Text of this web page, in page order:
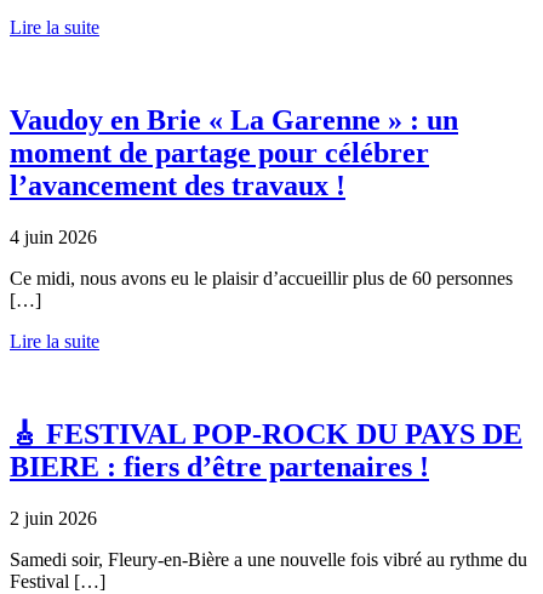
Lire la suite
Vaudoy en Brie « La Garenne » : un
moment de partage pour célébrer
l’avancement des travaux !
4 juin 2026
Ce midi, nous avons eu le plaisir d’accueillir plus de 60 personnes
[…]
Lire la suite
🎸 FESTIVAL POP-ROCK DU PAYS DE
BIERE : fiers d’être partenaires !
2 juin 2026
Samedi soir, Fleury-en-Bière a une nouvelle fois vibré au rythme du
Festival […]